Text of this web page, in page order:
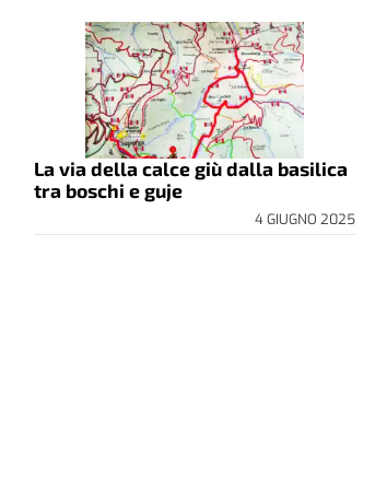
La via della calce giù dalla basilica
tra boschi e guje
4 GIUGNO 2025